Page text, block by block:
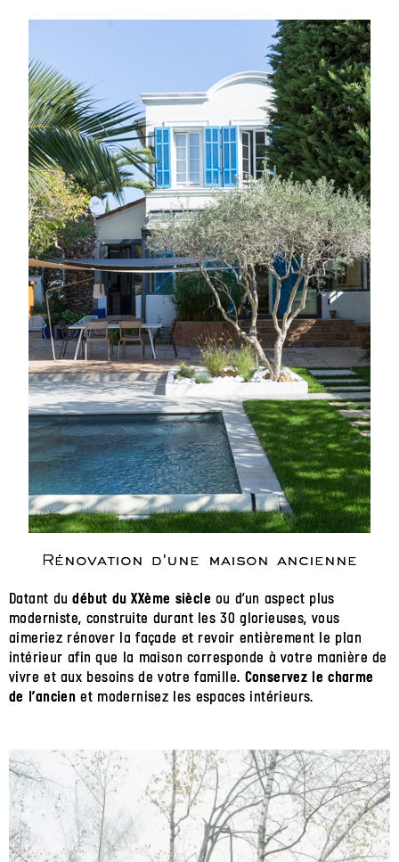
Rénovation d'une maison ancienne
Datant dudébut du XXème siècle ou d’un aspect plus
moderniste, construite durant les 30 glorieuses, vous
aimeriez rénover la façade et revoir entièrement le plan
intérieur afin que la maison corresponde à votre manière de
vivre et aux besoins de votre famille. Conservez le charme
de l’ancien et modernisez les espaces intérieurs.